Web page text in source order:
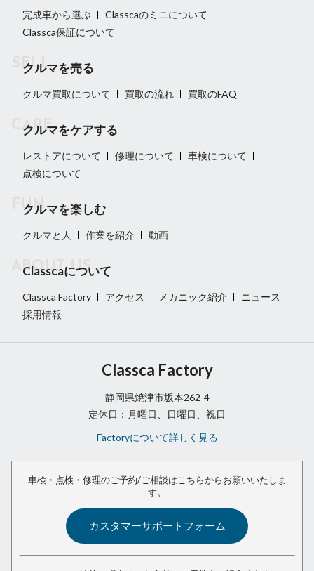
完成車から選ぶ
Classcaのミニについて
Classca保証について
クルマを売る
クルマ買取について 買取の流れ 買取のFAQ
クルマをケアする
レストアについて 修理について
車検について
点検について
クルマを楽しむ
クルマと人 作業を紹介 動画
Classcaについて
Classca Factory アクセス メカニック紹介
ニュース
採用情報
Classca Factory
静岡県焼津市坂本262-4
定休日：月曜日、日曜日、祝日
Factoryについて詳しく見る
車検・点検・修理のご予約/ご相談は こちらからお願いいたしま
す。
カスタマーサポートフォーム